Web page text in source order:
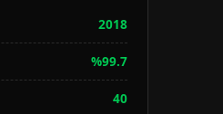
2018
%99.7
40